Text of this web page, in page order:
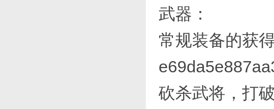
武器：
常规装备的获
砍杀武将，打